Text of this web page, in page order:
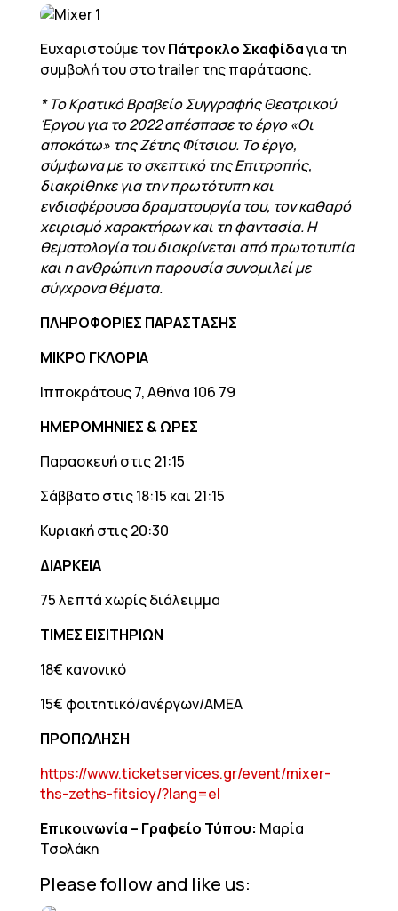
Ευχαριστούμε τονΠάτροκλο Σκαφίδαγια τη
συμβολή του στο trailer της παράτασης.
* Το Κρατικό Βραβείο Συγγραφής Θεατρικού
Έργου για το 2022 απέσπασε το έργο «Οι
αποκάτω» της Ζέτης Φίτσιου. Το έργο,
σύμφωνα με το σκεπτικό της Επιτροπής,
διακρίθηκε για την πρωτότυπη και
ενδιαφέρουσα δραματουργία του, τον καθαρό
χειρισμό χαρακτήρων και τη φαντασία. Η
θεματολογία του διακρίνεται από πρωτοτυπία
και η ανθρώπινη παρουσία συνομιλεί με
σύγχρονα θέματα.
ΠΛΗΡΟΦΟΡΙΕΣ ΠΑΡΑΣΤΑΣΗΣ
ΜΙΚΡΟ ΓΚΛΟΡΙΑ
Ιπποκράτους 7, Αθήνα 106 79
ΗΜΕΡΟΜΗΝΙΕΣ & ΩΡΕΣ
Παρασκευή στις 21:15
Σάββατο στις 18:15 και 21:15
Κυριακή στις 20:30
ΔΙΑΡΚΕΙΑ
75 λεπτά χωρίς διάλειμμα
ΤΙΜΕΣ ΕΙΣΙΤΗΡΙΩΝ
18€ κανονικό
15€ φοιτητικό/ανέργων/ΑΜΕΑ
ΠΡΟΠΩΛΗΣΗ
https://www.ticketservices.gr/event/mixer-
ths-zeths-fitsioy/?lang=el
Επικοινωνία – Γραφείο Τύπου: Μαρία
Τσολάκη
Please follow and like us: